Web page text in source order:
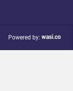
Powered by: wasi.co